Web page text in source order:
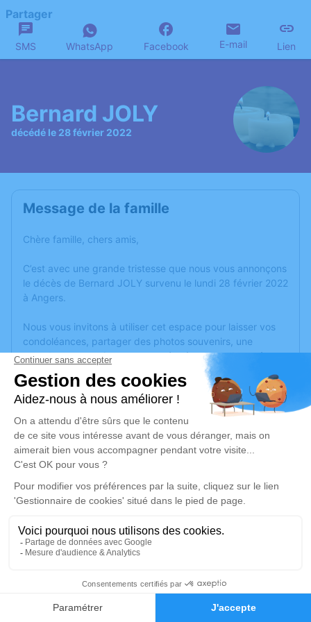
Faire-part Hommages
Partager
SMS WhatsApp Facebook E-mail Lien
Bernard JOLY
décédé le 28 février 2022
Message de la famille
Chère famille, chers amis,
C’est avec une grande tristesse que nous vous annonçons
le décès de Bernard JOLY survenu le lundi 28 février 2022
à Angers.
Nous vous invitons à utiliser cet espace pour laisser vos
condoléances, partager des photos souvenirs, une
anecdote ou exprimer vos pensées à travers des poèmes
ou des textes. Cet endroit est un lieu d'expression dédié à
honorer la mémoire de Bernard JOLY.
Un service de plantation d’arbre hommage estdisponible
jeudi 03 mars 2022 à 14h30
Eglise Saint Gilles d'Avrille
49240 Avrille
Je rends hommage